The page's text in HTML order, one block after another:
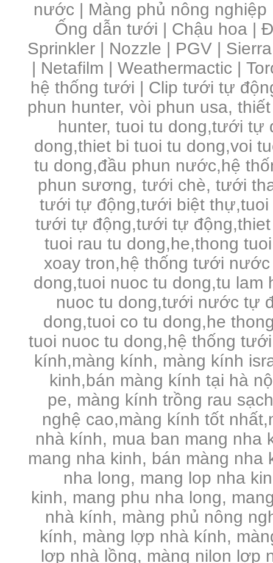
nước | Màng phủ nông
Ống dẫn tưới | Chậu hoa |
Sprinkler | Nozzle | PGV |
| Netafilm | Weathermactic |
hệ thống tưới | Clip tưới tự
phun hunter, vòi phun usa,
hunter, tuoi tu dong,tưới tự
dong,thiet bi tuoi tu dong,voi
tu dong,đầu phun nước,hệ
phun sương, tưới chè, tưới
tưới tự động,tưới biệt thự,tuoi
tưới tự động,tưới tự
tuoi rau tu dong,he,thong
xoay tron,hệ thống tưới
dong,tuoi nuoc tu dong,tu lam
nuoc tu dong,tưới nước tự
dong,tuoi co tu dong,he
tuoi nuoc tu dong,hệ thống
kính,màng kính, màng kính
kinh,bán màng kính tại hà
pe, màng kính trồng rau
nghệ cao,màng kính tốt
nhà kính, mua ban mang nha
mang nha kinh, bán màng nha
nha long, mang lop nha
kinh, mang phu nha long,
nhà kính, màng phủ nông
kính, màng lợp nhà kính,
lợp nhà lồng, màng nilon lợp